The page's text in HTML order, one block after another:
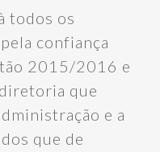
todos os
confiança
2015/2016 e
que
e a
que de